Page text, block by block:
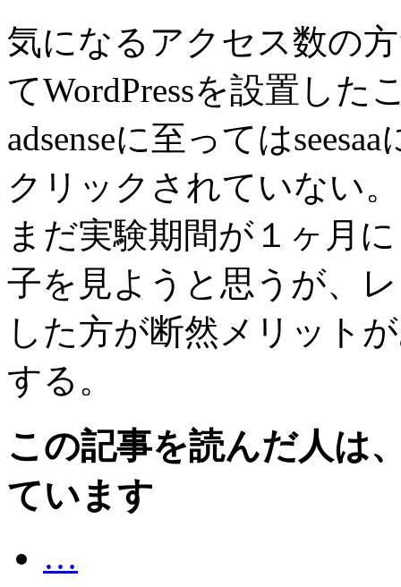
気になるアクセス数の
てWordPressを設置した
adsenseに至っては
クリックされていない。
まだ実験期間が１ヶ月
子を見ようと思うが、
した方が断然メリット
する。
この記事を読んだ人は
ています
…